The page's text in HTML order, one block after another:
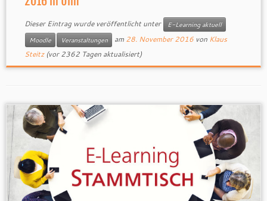
Dieser Eintrag wurde veröffentlicht unter
E-Learning aktuell
Moodle
Veranstaltungen am 28. November 2016 von Klaus
Steitz(vor 2362 Tagen aktualisiert)